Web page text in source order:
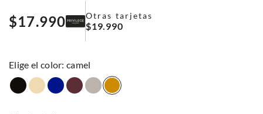
$17.990 Otras tarjetas
$19.990
: camel